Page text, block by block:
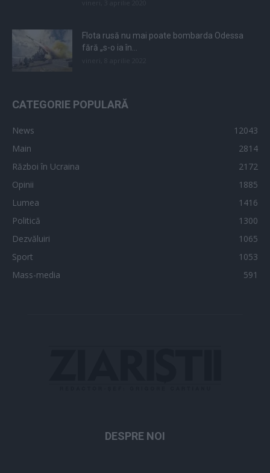
Flota rusă nu mai poate bombarda Odessa
fără „s-o ia în...
CATEGORIE POPULARĂ
News
12043
Main
2814
Război în Ucraina
2172
Opinii
1885
Lumea
1416
Politică
1300
Dezvăluiri
1065
Sport
1053
Mass-media
591
DESPRE NOI